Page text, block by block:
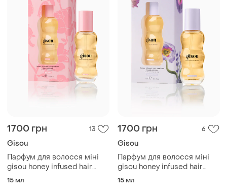
1700 грн 13
Gisou
Парфум для волосся міні
gisou honey infused hair
perfume mini wild rose , 15
15 мл
1700 грн 6
Gisou
Парфум для волосся міні
gisou honey infused hair
perfume mini lavender berry,
15 мл